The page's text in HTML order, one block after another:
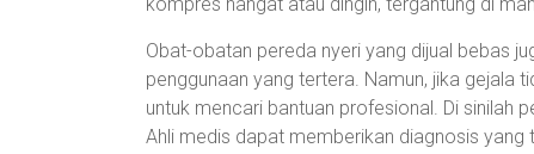
Obat-obatan pereda nyeri yang dijual bebas
penggunaan yang tertera. Namun, jika gejala
untuk mencari bantuan profesional. Di sinilah
Ahli medis dapat memberikan diagnosis yang